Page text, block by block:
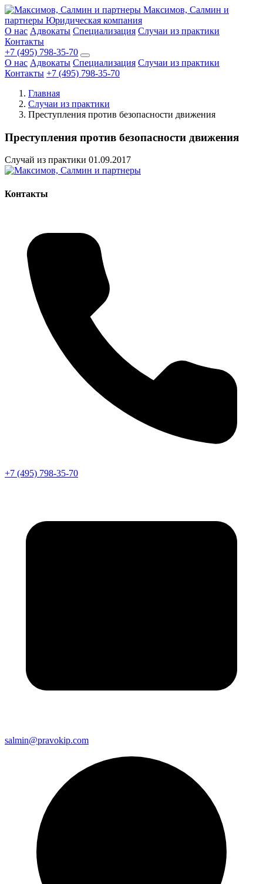
Максимов, Салмин и
партнеры Юридическая компания
О нас Адвокаты Специализация Случаи из практики
Контакты
+7 (495) 798-35-70
О нас Адвокаты Специализация Случаи из практики
Контакты +7 (495) 798-35-70
Главная
Случаи из практики
Преступления против безопасности движения
Преступления против безопасности движения
Случай из практики 01.09.2017
Контакты
+7 (495) 798-35-70
salmin@pravokip.com